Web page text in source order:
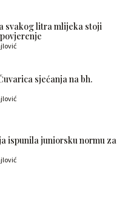
svakog litra mlijeka stoji
sjećanja na bh.
ispunila juniorsku normu za